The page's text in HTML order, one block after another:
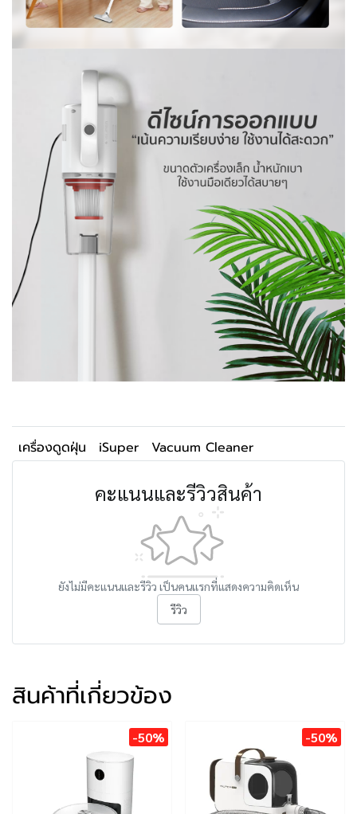
เครื่องดูดฝุ่น iSuper Vacuum Cleaner
คะแนนและรีวิวสินค้า
ยังไม่มีคะแนนและรีวิว เป็นคนแรกที่แสดงความคิดเห็น
รีวิว
สินค้าที่เกี่ยวข้อง
-50% -50%